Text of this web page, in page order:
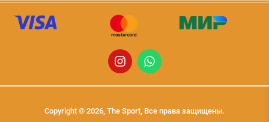
Copyright © 2026, The Sport, Все права защищены.